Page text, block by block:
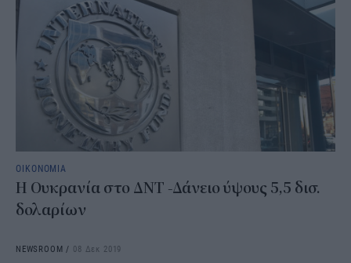
ΟΙΚΟΝΟΜΙΑ
Η Ουκρανία στο ΔΝΤ -Δάνειο ύψους 5,5 δισ.
δολαρίων
NEWSROOM / 08 Δεκ 2019